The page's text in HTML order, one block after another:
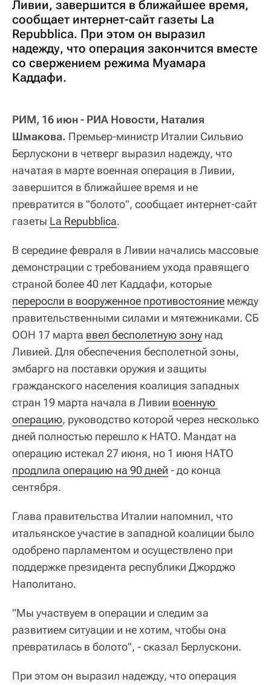
Ливии, завершится в ближайшее время,
сообщает интернет-сайт газеты La
Repubblica. При этом он выразил
надежду, что операция закончится вместе
со свержением режима Муамара
Каддафи.
РИМ, 16 июн - РИА Новости, Наталия
Шмакова. Премьер-министр Италии Сильвио
Берлускони в четверг выразил надежду, что
начатая в марте военная операция в Ливии,
завершится в ближайшее время и не
превратится в "болото", сообщает интернет-сайт
газеты La Repubblica.
В середине февраля в Ливии начались массовые
демонстрации с требованием ухода правящего
страной более 40 лет Каддафи, которые
переросли в вооруженное противостояние между
правительственными силами и мятежниками. СБ
ООН 17 марта ввел бесполетную зону над
Ливией. Для обеспечения бесполетной зоны,
эмбарго на поставки оружия и защиты
гражданского населения коалиция западных
стран 19 марта начала в Ливии военную
операцию, руководство которой через несколько
дней полностью перешло к НАТО. Мандат на
операцию истекал 27 июня, но 1 июня НАТО
продлила операцию на 90 дней - до конца
сентября.
Глава правительства Италии напомнил, что
итальянское участие в западной коалиции было
одобрено парламентом и осуществлено при
поддержке президента республики Джорджо
Наполитано.
"Мы участвуем в операции и следим за
развитием ситуации и не хотим, чтобы она
превратилась в болото", - сказал Берлускони.
При этом он выразил надежду, что операция